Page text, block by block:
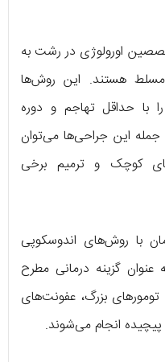
اورولوژی در رشت به
مسلط هستند. این روش‌ها
با حداقل تهاجم و دوره
جمله این جراحی‌ها می‌توان
کوچک و ترمیم برخی
با روش‌های اندوسکوپی
عنوان گزینه درمانی مطرح
بزرگ، عفونت‌های
انجام می‌شوند.